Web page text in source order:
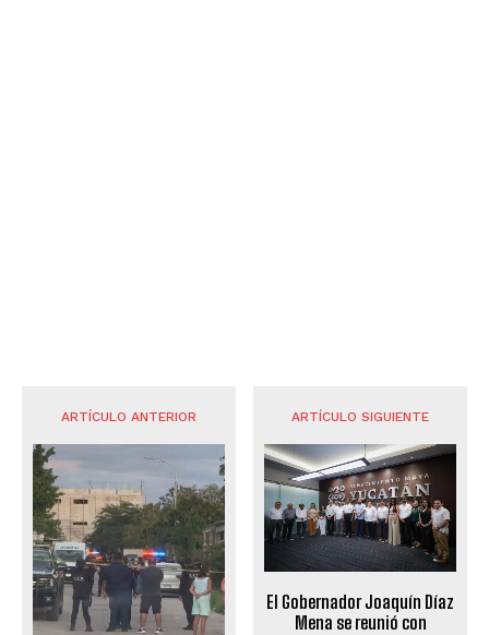
ARTÍCULO ANTERIOR ARTÍCULO SIGUIENTE
El Gobernador Joaquín Díaz
Mena se reunió con